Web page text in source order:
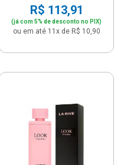
R$ 113,91
(já com 5% de desconto no PIX)
ou em até 11x de R$ 10,90